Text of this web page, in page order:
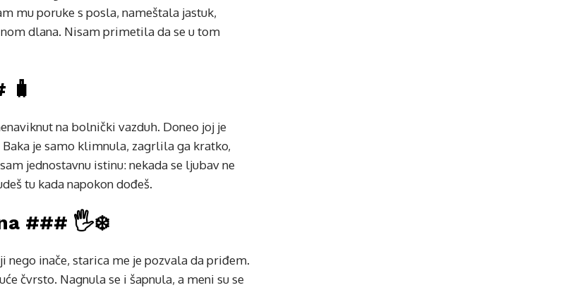
mu poruke s posla, nameštala jastuk,
dlana. Nisam primetila da se u tom
🧳
na bolnički vazduh. Doneo joj je
je samo klimnula, zagrlila ga kratko,
jednostavnu istinu: nekada se ljubav ne
tu kada napokon dođeš.
### 🖐️❄️
inače, starica me je pozvala da priđem.
čvrsto. Nagnula se i šapnula, a meni su se